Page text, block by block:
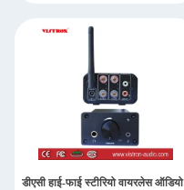
डीएसी हाई-फाई स्टीरियो वायरलेस ऑडियो